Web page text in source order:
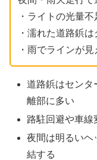
・ライトの光量
・濡れた道路鋲
・雨でラインが
道路鋲はセンタ
離部に多い
路駐回避や車線
夜間は明るいヘ
結する